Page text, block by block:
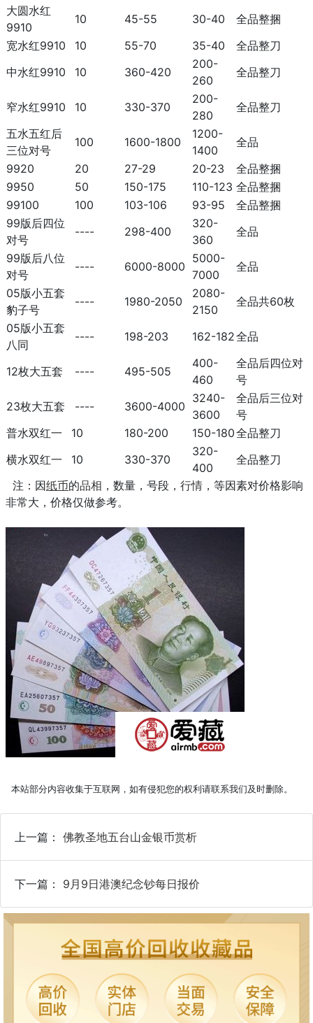
大圆水红
9910
10 45-55 30-40
全品整捆
宽水红9910
10 55-70 35-40
全品整刀
中水红9910
10 360-420
200-
260
全品整刀
窄水红9910 10 330-370
200-
280
全品整刀
五水五红后
三位对号
100 1600-1800
1200-
1400
全品
9920
20 27-29 20-23
全品整捆
9950
50 150-175 110-123 全品整捆
99100
100 103-106 93-95
全品整捆
99版后四位
对号
---- 298-400
320-
360
全品
99版后八位
对号
---- 6000-8000
5000-
7000
全品
05版小五套
豹子号
---- 1980-2050
2080-
2150
全品共60枚
05版小五套
八同
---- 198-203 162-182全品
12枚大五套 ---- 495-505
400-
460
全品后四位对
号
23枚大五套
---- 3600-4000
3240-
3600
全品后三位对
号
普水双红一
10 180-200 150-180全品整刀
横水双红一
10 330-370
320-
400
全品整刀
注：因纸币的品相 ，数量，号段， 行情 ，等因素对价格影响
非常大，价格仅做参考。
本站部分内容收集于互联网，如有侵犯您的权利请联系我们及时删除。
上一篇： 佛教圣地五台山金银币赏析
下一篇： 9月9日港澳纪念钞每日报价